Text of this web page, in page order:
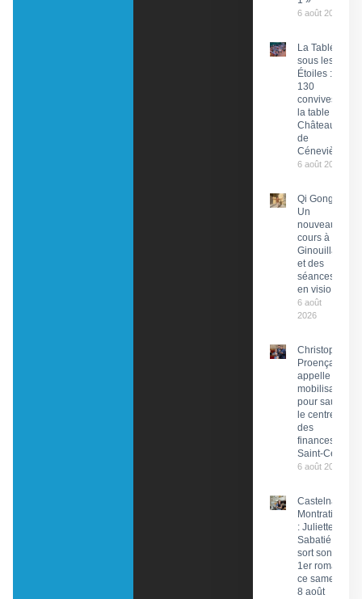
6 août 2026
La Tablée
sous les
Étoiles :
130
convives à
la table du
Château
de
Cénevières
6 août 2026
Qi Gong :
Un
nouveau
cours à
Ginouillac
et des
séances
en visio
6 août
2026
Christophe
Proença
appelle à la
mobilisation
pour sauver
le centre
des
finances de
Saint-Céré
6 août 2026
Castelnau-
Montratier
: Juliette
Sabatié
sort son
1er roman
ce samedi
8 août